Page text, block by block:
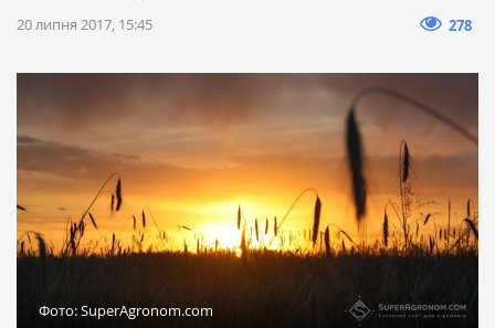
20 липня 2017, 15:45 278
Фото: SuperAgronom.com